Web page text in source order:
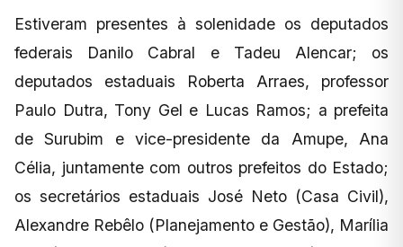
Estiveram presentes à solenidade os deputados
federais Danilo Cabral e Tadeu Alencar; os
deputados estaduais Roberta Arraes, professor
Paulo Dutra, Tony Gel e Lucas Ramos; a prefeita
de Surubim e vice-presidente da Amupe, Ana
Célia, juntamente com outros prefeitos do Estado;
os secretários estaduais José Neto (Casa Civil),
Alexandre Rebêlo (Planejamento e Gestão), Marília